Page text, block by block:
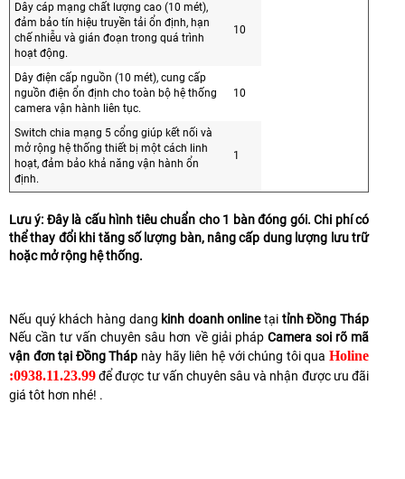
Dây cáp mạng chất lượng cao (10 mét),
đảm bảo tín hiệu truyền tải ổn định, hạn
chế nhiễu và gián đoạn trong quá trình
hoạt động.
10
Dây điện cấp nguồn (10 mét), cung cấp
nguồn điện ổn định cho toàn bộ hệ thống
camera vận hành liên tục.
10
Switch chia mạng 5 cổng giúp kết nối và
mở rộng hệ thống thiết bị một cách linh
hoạt, đảm bảo khả năng vận hành ổn
định.
1
Lưu ý: Đây là cấu hình tiêu chuẩn cho 1 bàn đóng gói. Chi phí có
thể thay đổi khi tăng số lượng bàn, nâng cấp dung lượng lưu trữ
hoặc mở rộng hệ thống.
Nếu quý khách hàng dang kinh doanh onlinetại tỉnh Đồng Tháp
Nếu cần tư vấn chuyên sâu hơn về giải pháp Camera soi rõ mã
vận đơn tại Đồng Tháp này hãy liên hệ với chúng tôi quaHoline
:0938.11.23.99để được tư vấn chuyên sâu và nhận được ưu đãi
giá tôt hơn nhé! .